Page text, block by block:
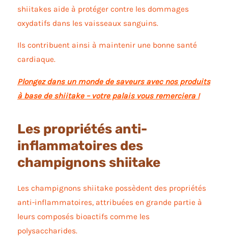
shiitakes aide à protéger contre les dommages
oxydatifs dans les vaisseaux sanguins.
Ils contribuent ainsi à maintenir une bonne santé
cardiaque.
Plongez dans un monde de saveurs avec nos produits
à base de shiitake – votre palais vous remerciera !
Les propriétés anti-
inflammatoires des
champignons shiitake
Les champignons shiitake possèdent des propriétés
anti-inflammatoires, attribuées en grande partie à
leurs composés bioactifs comme les
polysaccharides.